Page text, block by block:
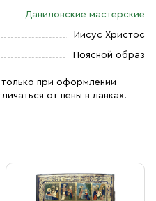
Даниловские мастерские
Иисус Христос
Поясной образ
только при оформлении
от цены в лавках.